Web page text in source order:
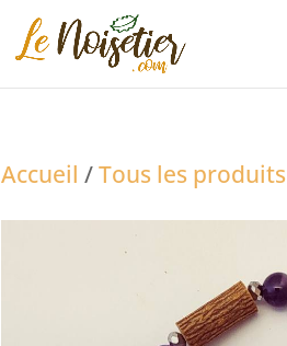
Accueil /Tous les produits